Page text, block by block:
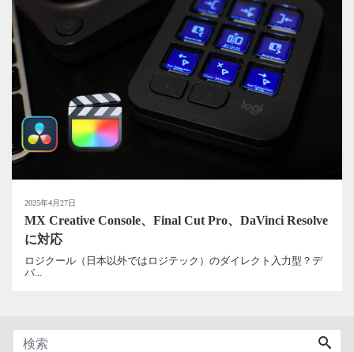
2025年4月27日
MX Creative Console、Final Cut Pro、DaVinci Resolve
に対応
ロジクール（日本以外ではロジテック）のダイレクト入力型？デ
バ...